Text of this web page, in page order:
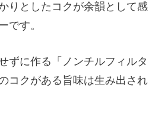
りとしたコクが余韻として感
です。
ずに作る「ノンチルフィルタ
コクがある旨味は生み出され